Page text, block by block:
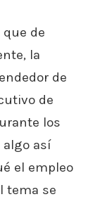
de
la
de
de
los
algo así
el empleo
tema se